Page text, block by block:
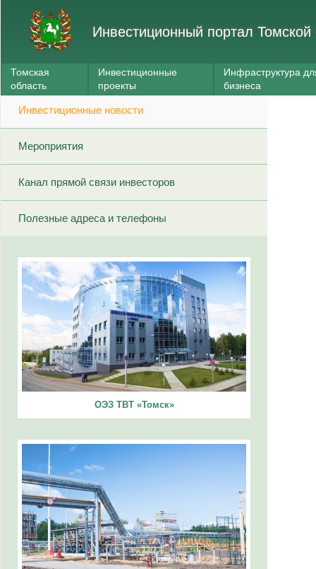
Инвестиционный портал Томской
Томская
область
Инвестиционные
проекты
Инфраструктура
бизнеса
Инвестиционные новости
Мероприятия
Канал прямой связи инвесторов
Полезные адреса и телефоны
ОЭЗ ТВТ «Томск»